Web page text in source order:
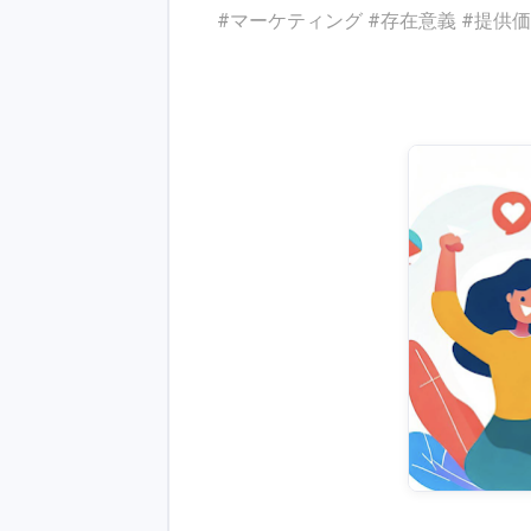
#マーケティング #存在意義 #提供